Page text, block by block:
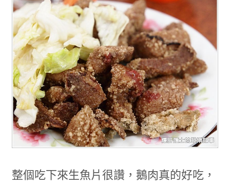
整個吃下來生魚片很讚，鵝肉真的好吃，